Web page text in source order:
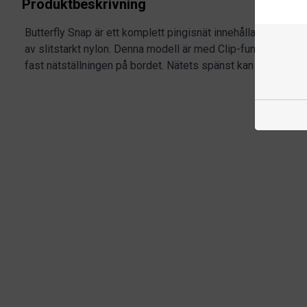
Produktbeskrivning
Butterfly Snap är ett komplett pingisnät innehållande
av slitstarkt nylon. Denna modell är med Clip-funktion,
fast nätställningen på bordet. Nätets spänst kan justeras.